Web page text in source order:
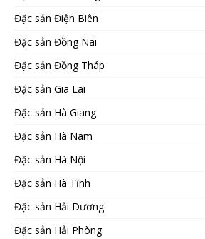
Đặc sản Điện Biên
Đặc sản Đồng Nai
Đặc sản Đồng Tháp
Đặc sản Gia Lai
Đặc sản Hà Giang
Đặc sản Hà Nam
Đặc sản Hà Nội
Đặc sản Hà Tĩnh
Đặc sản Hải Dương
Đặc sản Hải Phòng